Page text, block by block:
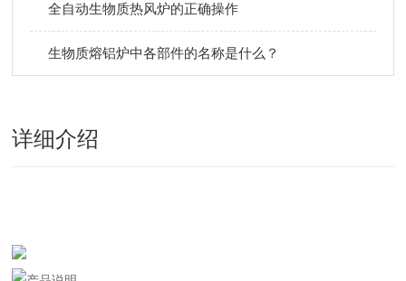
全自动生物质热风炉的正确操作
生物质熔铝炉中各部件的名称是什么？
详细介绍